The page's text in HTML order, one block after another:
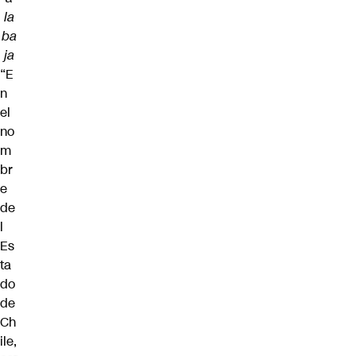
la
ba
ja
“E
n
el
no
m
br
e
de
l
Es
ta
do
de
Ch
ile,